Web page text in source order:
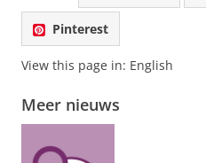
Pinterest
View this page in: English
Meer nieuws